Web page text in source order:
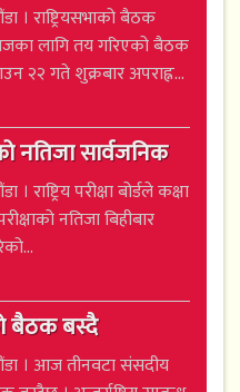
। राष्ट्रियसभाको बैठक
लागि तय गरिएको बैठक
२२ गते शुक्रबार अपराह्न...
नतिजा सार्वजनिक
। राष्ट्रिय परीक्षा बोर्डले कक्षा
नतिजा बिहीबार
बैठक बस्दै
। आज तीनवटा संसदीय